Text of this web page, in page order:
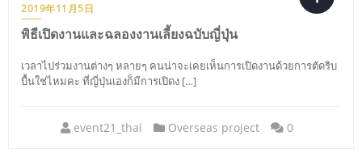
2019年11月5日
พิธีเปิดงานและฉลองงานเลี้ยงฉบับญี่ปุ่น
เวลาไปร่วมงานต่างๆ หลายๆ คนน่าจะเคยเห็นการเปิดงานด้วยการตัดริบ
บื้นใช่ไหมคะ ที่ญี่ปุ่นเองก็มีการเปิดง […]
event21_thai Overseas project 0